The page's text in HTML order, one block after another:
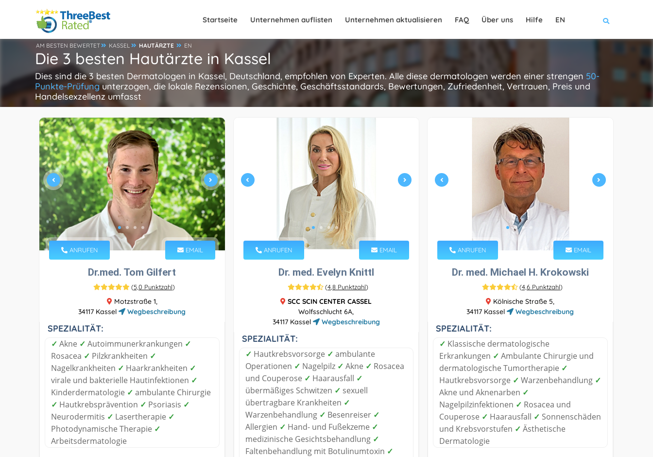
Startseite Unternehmen auflisten Unternehmen aktualisieren FAQ Über uns Hilfe EN
AM BESTEN BEWERTET KASSEL HAUTÄRZTE EN
Die 3 besten Hautärzte in Kassel
Dies sind die 3 besten Dermatologen in Kassel, Deutschland, empfohlen von Experten. Alle diese dermatologen werden einer strengen 50-
Punkte-Prüfungunterzogen, die lokale Rezensionen, Geschichte, Geschäftsstandards, Bewertungen, Zufriedenheit, Vertrauen, Preis und
Handelsexzellenz umfasst
ANRUFEN EMAIL
Dr.med. Tom Gilfert
(5,0 Punktzahl)
Motzstraße 1,
34117 Kassel
Wegbeschreibung
SPEZIALITÄT:
✓ Akne ✓ Autoimmunerkrankungen ✓
Rosacea ✓ Pilzkrankheiten ✓
Nagelkrankheiten ✓ Haarkrankheiten ✓
virale und bakterielle Hautinfektionen ✓
Kinderdermatologie ✓ ambulante Chirurgie
✓ Hautkrebsprävention ✓ Psoriasis ✓
Neurodermitis ✓ Lasertherapie ✓
Photodynamische Therapie ✓
Arbeitsdermatologie
ANRUFEN EMAIL
Dr. med. Evelyn Knittl
(4,8 Punktzahl)
SCC SCIN CENTER CASSEL
Wolfsschlucht 6A,
34117 Kassel
Wegbeschreibung
SPEZIALITÄT:
✓ Hautkrebsvorsorge ✓ ambulante
Operationen ✓ Nagelpilz ✓ Akne ✓ Rosacea
und Couperose ✓ Haarausfall ✓
übermäßiges Schwitzen ✓ sexuell
übertragbare Krankheiten ✓
Warzenbehandlung ✓ Besenreiser ✓
Allergien ✓ Hand- und Fußekzeme ✓
medizinische Gesichtsbehandlung ✓
Faltenbehandlung mit Botulinumtoxin ✓
ANRUFEN EMAIL
Dr. med. Michael H. Krokowski
(4,6 Punktzahl)
Kölnische Straße 5,
34117 Kassel
Wegbeschreibung
SPEZIALITÄT:
✓ Klassische dermatologische
Erkrankungen ✓ Ambulante Chirurgie und
dermatologische Tumortherapie ✓
Hautkrebsvorsorge ✓ Warzenbehandlung ✓
Akne und Aknenarben ✓
Nagelpilzinfektionen ✓ Rosacea und
Couperose ✓ Haarausfall ✓ Sonnenschäden
und Krebsvorstufen ✓ Ästhetische
Dermatologie